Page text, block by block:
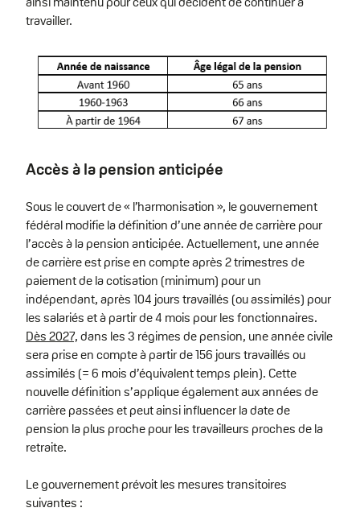
travailler.
Accès à la pension anticipée
Sous le couvert de « l’harmonisation », le gouvernement
fédéral modifie la définition d’une année de carrière pour
l’accès à la pension anticipée. Actuellement, une année
de carrière est prise en compte après 2 trimestres de
paiement de la cotisation (minimum) pour un
indépendant, après 104 jours travaillés (ou assimilés) pour
les salariés et à partir de 4 mois pour les fonctionnaires.
Dès 2027,dans les 3 régimes de pension, une année civile
sera prise en compte à partir de 156 jours travaillés ou
assimilés (= 6 mois d’équivalent temps plein). Cette
nouvelle définition s’applique également aux années de
carrière passées et peut ainsi influencer la date de
pension la plus proche pour les travailleurs proches de la
retraite.
Le gouvernement prévoit les mesures transitoires
suivantes :